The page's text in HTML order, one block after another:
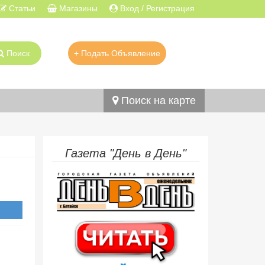
Вход / Регистрация
Магазины
Статьи
Поиск + Подать Объявление
Поиск на карте
Газета "День в День"